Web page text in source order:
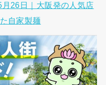
月26日｜大阪発の人気店
自家製麺